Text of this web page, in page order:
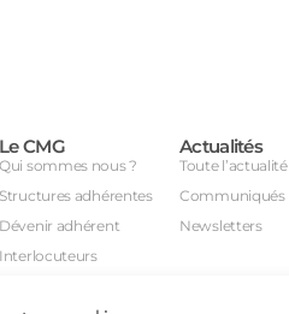
Le CMG
Qui sommes nous ?
Structures adhérentes
Dévenir adhérent
Interlocuteurs
Actualités
Toute l’actualité
Communiqués
Newsletters